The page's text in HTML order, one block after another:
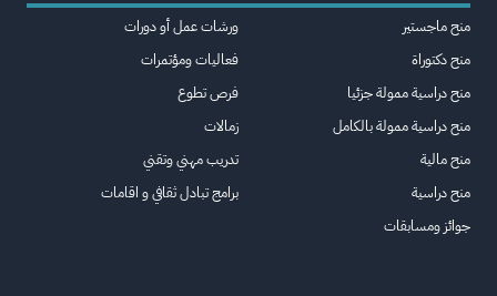
منح ماجستير
منح دكتوراة
منح دراسية ممولة جزئيا
منح دراسية ممولة بالكامل
منح مالية
منح دراسية
جوائز ومسابقات
ورشات عمل أو دورات
فعاليات ومؤتمرات
فرص تطوع
زمالات
تدريب مهني وتقني
برامج تبادل ثقافي و اقامات